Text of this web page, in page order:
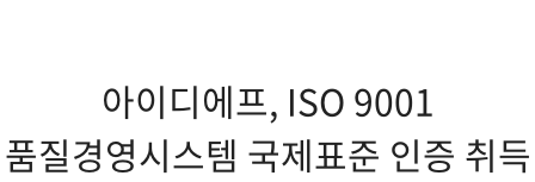
아이디에프, ISO 9001
품질경영시스템 국제표준 인증 취득